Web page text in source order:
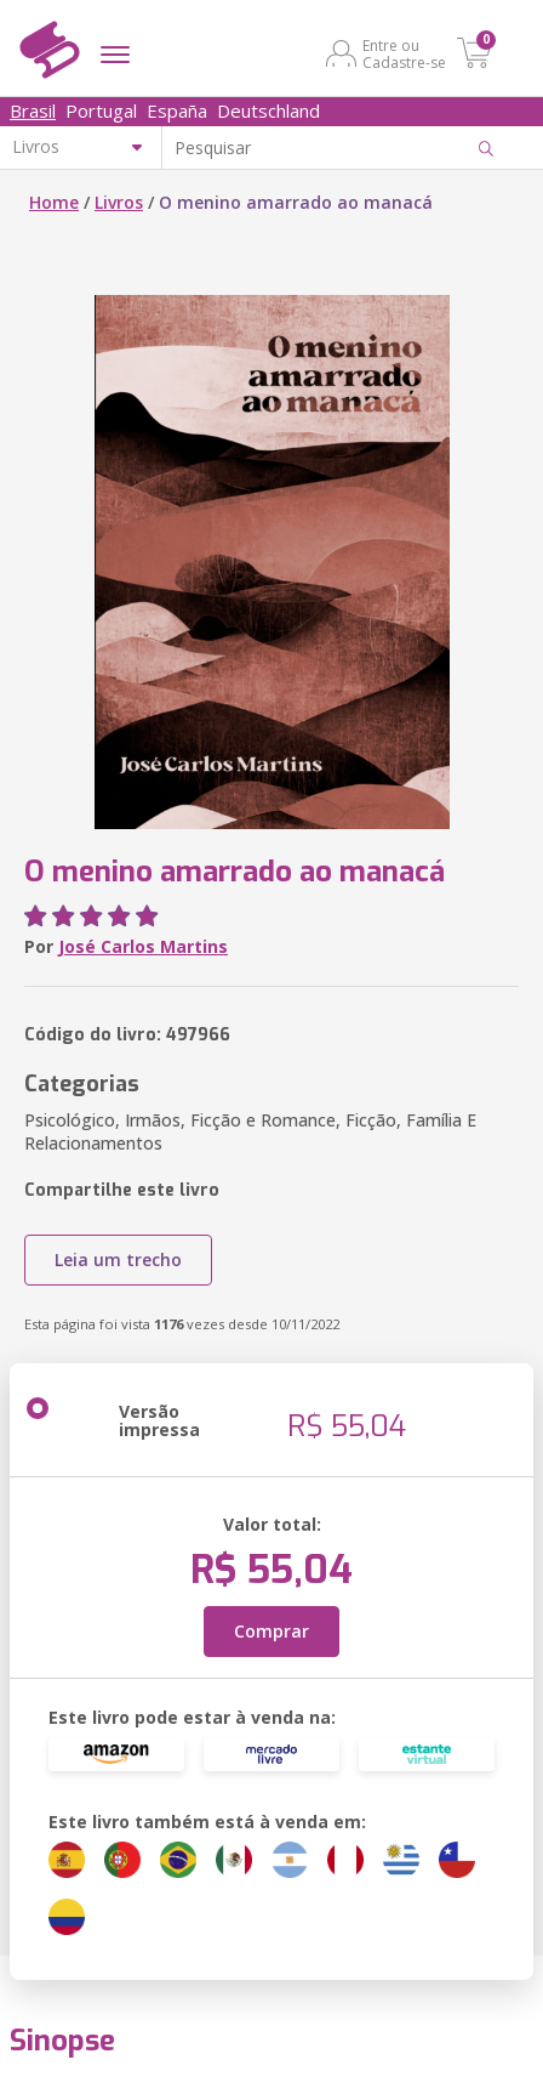
Entre ou
Cadastre-se
0
Brasil Portugal España Deutschland
Home / Livros / O menino amarrado ao manacá
O menino amarrado ao manacá
Por José Carlos Martins
Código do livro: 497966
Categorias
Psicológico, Irmãos, Ficção e Romance, Ficção, Família E
Relacionamentos
Compartilhe este livro
Leia um trecho
Esta página foi vista 1176vezes desde 10/11/2022
Versão
impressa R$ 55,04
Valor total:
R$ 55,04
Comprar
Este livro pode estar à venda na:
Este livro também está à venda em:
Sinopse